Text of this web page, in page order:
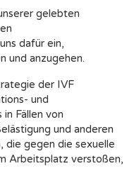
gelebten
dafür ein,
und anzugehen.
der IVF
und
Fällen von
und anderen
die gegen die sexuelle
Arbeitsplatz verstoßen,